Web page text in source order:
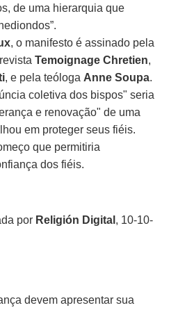
de uma hierarquia que
, o manifesto é assinado pela
Temoignage Chretien,
, e pela teóloga Anne Soupa.
coletiva dos bispos" seria
e renovação" de uma
em proteger seus fiéis.
que permitiria
dos fiéis.
por Religión Digital , 10-10-
devem apresentar sua